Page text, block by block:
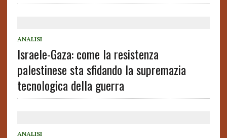
ANALISI
Israele-Gaza: come la resistenza
palestinese sta sfidando la supremazia
tecnologica della guerra
ANALISI